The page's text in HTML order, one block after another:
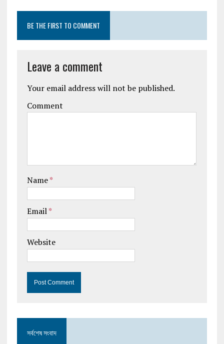
BE THE FIRST TO COMMENT
Leave a comment
Your email address will not be published.
Comment
Name*
Email*
Website
সর্বশেষ সংবাদ